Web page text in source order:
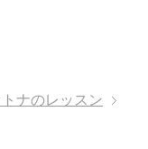
ナのレッスン